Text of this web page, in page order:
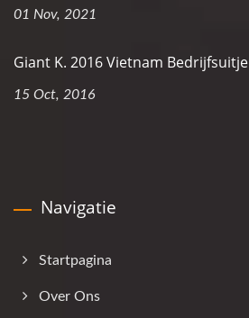
01 Nov, 2021
Giant K. 2016 Vietnam Bedrijfsuitje
15 Oct, 2016
Navigatie
Startpagina
Over Ons